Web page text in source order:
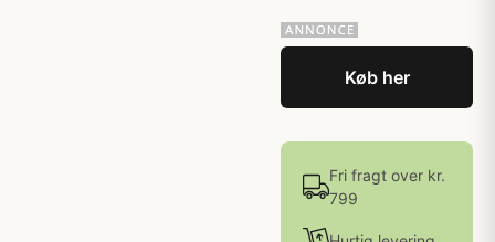
Køb her
Fri fragt over kr.
799